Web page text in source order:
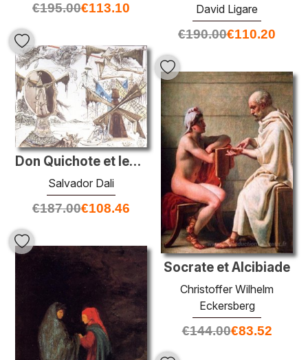
€195.00€113.10 David Ligare
€190.00€110.20
Don Quichote et les moulins à vent
Salvador Dali
€187.00€108.46
Socrate et Alcibiade
Christoffer Wilhelm
Eckersberg
€144.00€83.52